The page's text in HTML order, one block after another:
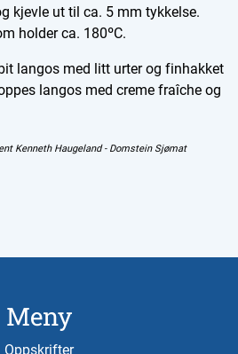
kjevle ut til ca. 5 mm tykkelse.
holder ca. 180ºC.
langos med litt urter og finhakket
langos med creme fraîche og
Kenneth Haugeland - Domstein Sjømat
Meny
Oppskrifter